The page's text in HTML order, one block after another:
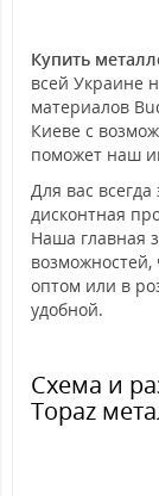
Купить
всей Украине
материалов
Киеве с
поможет наш
Для вас
дисконтная
Наша главная
оптом или в
удобной.
Схема и
Topaz